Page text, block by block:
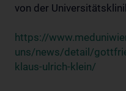
von der
https://
uns/news/detail/
klaus-ulrich-klein/